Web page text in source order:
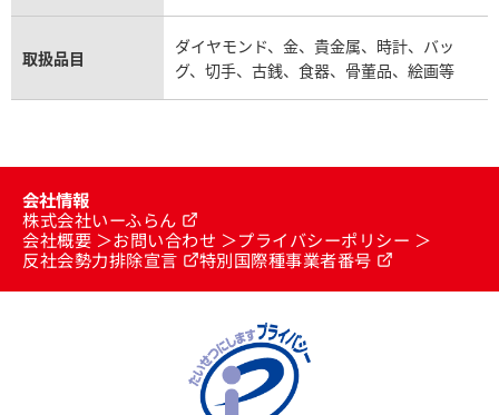
取扱品目
ダイヤモンド、金、貴金属、時計、バッ
グ、切手、古銭、食器、骨董品、絵画等
会社情報
株式会社いーふらん
会社概要
お問い合わせ
プライバシーポリシー
反社会勢力排除宣言
特別国際種事業者番号